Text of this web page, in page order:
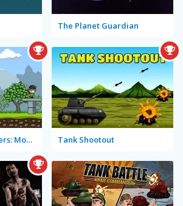
The Planet Guardian
Cannons and Soldiers: Mountain Offense Tank Shootout